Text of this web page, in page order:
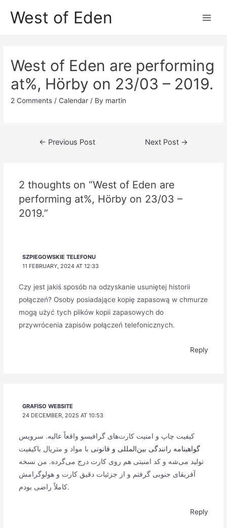
West of Eden
West of Eden are performing
at%, Hörby on 23/03 – 2019.
2 Comments /Calendar / By martin
Post← Previous Post Next Post →
2 thoughts on “West of Eden are
performing at%, Hörby on 23/03 –
2019.”
SZPIEGOWSKIE TELEFONU
11 FEBRUARY, 2024 AT 12:33
Czy jest jakiś sposób na odzyskanie usuniętej historii
połączeń? Osoby posiadające kopię zapasową w chmurze
mogą użyć tych plików kopii zapasowych do
przywrócenia zapisów połączeń telefonicznych.
Reply
GRAFISO WEBSITE
24 DECEMBER, 2025 AT 10:53
کیفیت چاپ و امنیت کارت‌های گرافیسو واقعاً عالیه. سرویس
گواهینامه رانندگی بین‌المللی و قانونی با مواد و متریال باکیفیت
تولید می‌شه و کد امنیتی هم روی کارت درج می‌گرده. من نسخه
آفریقای جنوبی گرفتم و از جزئیات دقیق کارت و هولوگرامش
کاملاً راضی بودم.
Reply